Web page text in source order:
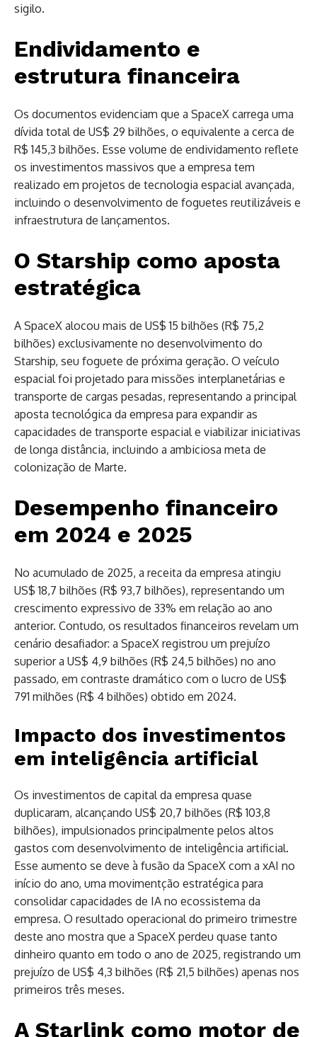
sigilo.
Endividamento e
estrutura financeira
Os documentos evidenciam que a SpaceX carrega uma
dívida total de US$ 29 bilhões, o equivalente a cerca de
R$ 145,3 bilhões. Esse volume de endividamento reflete
os investimentos massivos que a empresa tem
realizado em projetos de tecnologia espacial avançada,
incluindo o desenvolvimento de foguetes reutilizáveis e
infraestrutura de lançamentos.
O Starship como aposta
estratégica
A SpaceX alocou mais de US$ 15 bilhões (R$ 75,2
bilhões) exclusivamente no desenvolvimento do
Starship, seu foguete de próxima geração. O veículo
espacial foi projetado para missões interplanetárias e
transporte de cargas pesadas, representando a principal
aposta tecnológica da empresa para expandir as
capacidades de transporte espacial e viabilizar iniciativas
de longa distância, incluindo a ambiciosa meta de
colonização de Marte.
Desempenho financeiro
em 2024 e 2025
No acumulado de 2025, a receita da empresa atingiu
US$ 18,7 bilhões (R$ 93,7 bilhões), representando um
crescimento expressivo de 33% em relação ao ano
anterior. Contudo, os resultados financeiros revelam um
cenário desafiador: a SpaceX registrou um prejuízo
superior a US$ 4,9 bilhões (R$ 24,5 bilhões) no ano
passado, em contraste dramático com o lucro de US$
791 milhões (R$ 4 bilhões) obtido em 2024.
Impacto dos investimentos
em inteligência artificial
Os investimentos de capital da empresa quase
duplicaram, alcançando US$ 20,7 bilhões (R$ 103,8
bilhões), impulsionados principalmente pelos altos
gastos com desenvolvimento de inteligência artificial.
Esse aumento se deve à fusão da SpaceX com a xAI no
início do ano, uma movimentção estratégica para
consolidar capacidades de IA no ecossistema da
empresa. O resultado operacional do primeiro trimestre
deste ano mostra que a SpaceX perdeu quase tanto
dinheiro quanto em todo o ano de 2025, registrando um
prejuízo de US$ 4,3 bilhões (R$ 21,5 bilhões) apenas nos
primeiros três meses.
A Starlink como motor de